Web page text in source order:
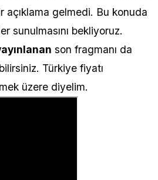
açıklama gelmedi. Bu konuda
sunulmasını bekliyoruz.
son fragmanı da
Türkiye fiyatı
üzere diyelim.